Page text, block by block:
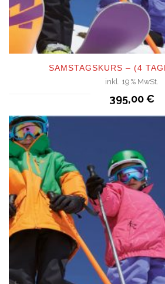
QUICKVIEW
SAMSTAGSKURS – (4
inkl. 19 % MwSt.
395,00€